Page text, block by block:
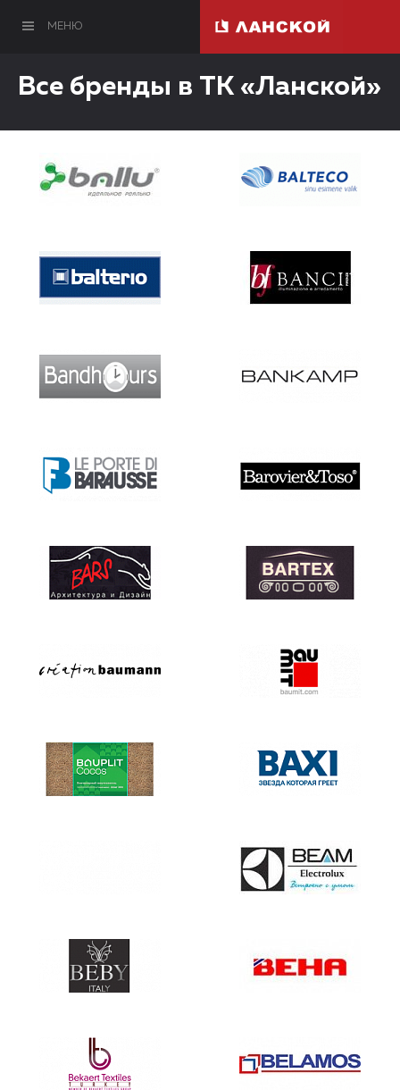
МЕНЮ
Все бренды в ТК «Ланской»